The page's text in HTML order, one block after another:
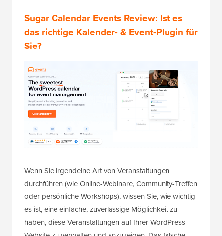
Sugar Calendar Events Review: Ist es
das richtige Kalender- & Event-Plugin für
Sie?
Wenn Sie irgendeine Art von Veranstaltungen
durchführen (wie Online-Webinare, Community-Treffen
oder persönliche Workshops), wissen Sie, wie wichtig
es ist, eine einfache, zuverlässige Möglichkeit zu
haben, diese Veranstaltungen auf Ihrer WordPress-